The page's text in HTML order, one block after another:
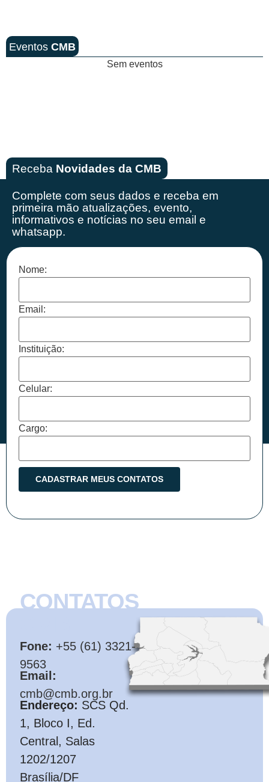
Eventos CMB
Sem eventos
Receba Novidades da CMB
Complete com seus dados e receba em
primeira mão atualizações, evento,
informativos e notícias no seu email e
whatsapp.
Nome:
Email:
Instituição:
Celular:
Cargo:
CONTATOS
Fone: +55 (61) 3321-
9563
Email:
cmb@cmb.org.br
Endereço: SCS Qd.
1, Bloco I, Ed.
Central, Salas
1202/1207
Brasília/DF